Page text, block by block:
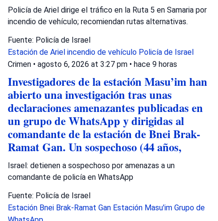
Policía de Ariel dirige el tráfico en la Ruta 5 en Samaria por
incendio de vehículo; recomiendan rutas alternativas.
Fuente: Policía de Israel
Estación de Ariel incendio de vehículo Policía de Israel
Crimen • agosto 6, 2026 at 3:27 pm • hace 9 horas
Investigadores de la estación Masu’im han
abierto una investigación tras unas
declaraciones amenazantes publicadas en
un grupo de WhatsApp y dirigidas al
comandante de la estación de Bnei Brak-
Ramat Gan. Un sospechoso (44 años,
Israel: detienen a sospechoso por amenazas a un
comandante de policía en WhatsApp
Fuente: Policía de Israel
Estación Bnei Brak-Ramat Gan Estación Masu'im Grupo de